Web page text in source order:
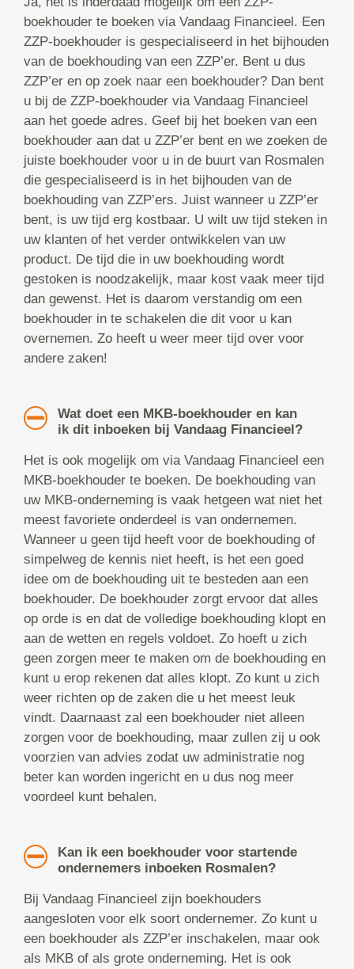
boekhouder te boeken via Vandaag Financieel. Een
ZZP-boekhouder is gespecialiseerd in het bijhouden
van de boekhouding van een ZZP’er. Bent u dus
ZZP’er en op zoek naar een boekhouder? Dan bent
u bij de ZZP-boekhouder via Vandaag Financieel
aan het goede adres. Geef bij het boeken van een
boekhouder aan dat u ZZP’er bent en we zoeken de
juiste boekhouder voor u in de buurt van Rosmalen
die gespecialiseerd is in het bijhouden van de
boekhouding van ZZP’ers. Juist wanneer u ZZP’er
bent, is uw tijd erg kostbaar. U wilt uw tijd steken in
uw klanten of het verder ontwikkelen van uw
product. De tijd die in uw boekhouding wordt
gestoken is noodzakelijk, maar kost vaak meer tijd
dan gewenst. Het is daarom verstandig om een
boekhouder in te schakelen die dit voor u kan
overnemen. Zo heeft u weer meer tijd over voor
andere zaken!
Wat doet een MKB-boekhouder en kan
ik dit inboeken bij Vandaag Financieel?
Het is ook mogelijk om via Vandaag Financieel een
MKB-boekhouder te boeken. De boekhouding van
uw MKB-onderneming is vaak hetgeen wat niet het
meest favoriete onderdeel is van ondernemen.
Wanneer u geen tijd heeft voor de boekhouding of
simpelweg de kennis niet heeft, is het een goed
idee om de boekhouding uit te besteden aan een
boekhouder. De boekhouder zorgt ervoor dat alles
op orde is en dat de volledige boekhouding klopt en
aan de wetten en regels voldoet. Zo hoeft u zich
geen zorgen meer te maken om de boekhouding en
kunt u erop rekenen dat alles klopt. Zo kunt u zich
weer richten op de zaken die u het meest leuk
vindt. Daarnaast zal een boekhouder niet alleen
zorgen voor de boekhouding, maar zullen zij u ook
voorzien van advies zodat uw administratie nog
beter kan worden ingericht en u dus nog meer
voordeel kunt behalen.
Kan ik een boekhouder voor startende
ondernemers inboeken Rosmalen?
Bij Vandaag Financieel zijn boekhouders
aangesloten voor elk soort ondernemer. Zo kunt u
een boekhouder als ZZP’er inschakelen, maar ook
als MKB of als grote onderneming. Het is ook